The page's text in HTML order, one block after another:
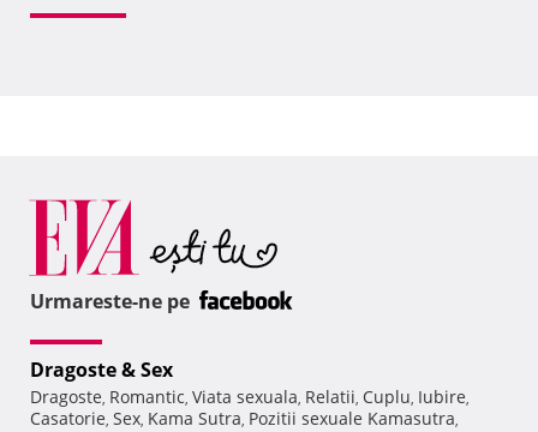
Urmareste-ne pe
Dragoste & Sex
Dragoste, Romantic, Viata sexuala, Relatii, Cuplu, Iubire,
Casatorie, Sex, Kama Sutra, Pozitii sexuale Kamasutra,